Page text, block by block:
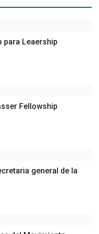
para Leaership
Fellowship
general de la